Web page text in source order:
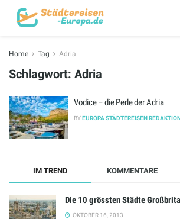
Home Tag Adria
Schlagwort: Adria
Vodice – die Perle der Adria
BYEUROPA STÄDTEREISEN
IM TREND KOMMENTARE
Die 10 grössten Städte
OKTOBER 16, 2013